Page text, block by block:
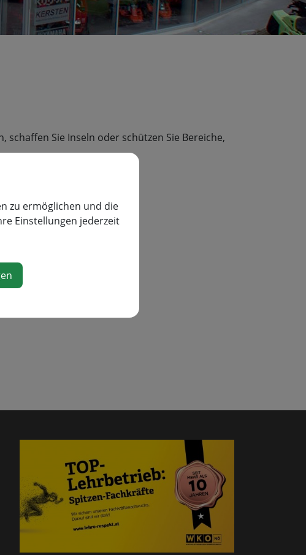
Sie Inseln oder schützen Sie Bereiche,
zu ermöglichen und die
Einstellungen jederzeit